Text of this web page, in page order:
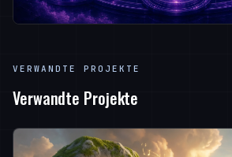
VERWANDTE PROJEKTE
Verwandte Projekte